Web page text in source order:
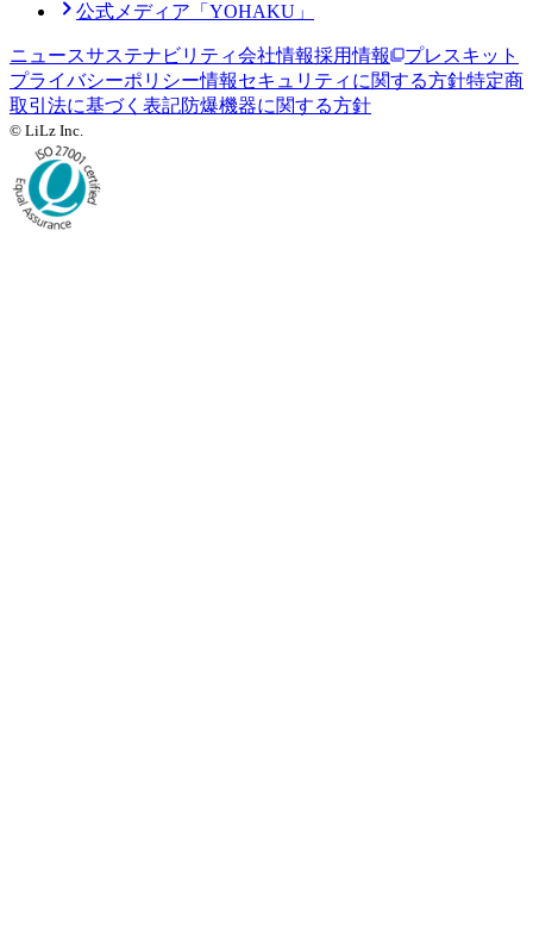
公式メディア「YOHAKU」
ニュースサステナビリティ会社情報採用情報
プレスキット
プライバシーポリシー情報セキュリティに関する方針特定商
取引法に基づく表記防爆機器に関する方針
© LiLz Inc.